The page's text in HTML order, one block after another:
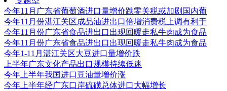
今年11月广东省葡萄酒进口量增价跌零关税或加剧国内葡
今年11月份湛江关区成品油进出口倍增消费税上调有利于
今年11月份广东省食品进出口出现回暖走私牛肉成为食品
今年11月份广东省食品进出口出现回暖走私牛肉成为食品
今年1-11月湛江关区大豆进口量增价跌
上半年广东文化产品出口规模持续低迷
今年上半年我国进口豆油量增价涨
今年上半年经广东口岸硫磺总体进口大幅增长